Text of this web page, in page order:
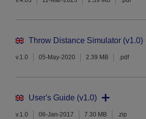
Throw Distance Simulator (v1.0)
v.1.0 05-May-2020 2.39 MB .pdf
User's Guide (v1.0)
v.1.0 06-Jan-2017 7.30 MB .zip